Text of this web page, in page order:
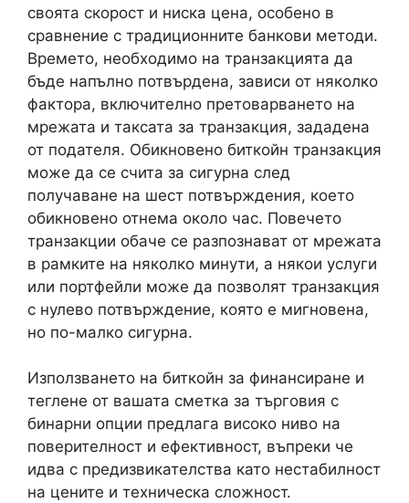
своята скорост и ниска цена, особено в
сравнение с традиционните банкови методи.
Времето, необходимо на транзакцията да
бъде напълно потвърдена, зависи от няколко
фактора, включително претоварването на
мрежата и таксата за транзакция, зададена
от подателя. Обикновено биткойн транзакция
може да се счита за сигурна след
получаване на шест потвърждения, което
обикновено отнема около час. Повечето
транзакции обаче се разпознават от мрежата
в рамките на няколко минути, а някои услуги
или портфейли може да позволят транзакция
с нулево потвърждение, която е мигновена,
но по-малко сигурна.
Използването на биткойн за финансиране и
теглене от вашата сметка за търговия с
бинарни опции предлага високо ниво на
поверителност и ефективност, въпреки че
идва с предизвикателства като нестабилност
на цените и техническа сложност.